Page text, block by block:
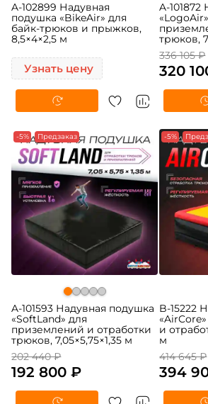
A-102899 Надувная
подушка «BikeAir» для
байк-трюков и прыжков,
8,5×4×2,5 м
Узнать цену
A-
трюков,
336 105 ₽
320
-5% Предзаказ
A-101593 Надувная подушка
«SoftLand» для
приземлений и отработки
трюков, 7,05×5,75×1,35 м
202 440 ₽
192 800 ₽
-5%
B-15222
и
м
414 645 ₽
394